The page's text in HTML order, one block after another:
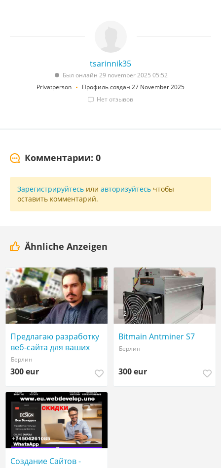
tsarinnik35
Был онлайн 29 november 2025 05:52
Privatperson
Профиль создан 27 November 2025
Нет отзывов
Комментарии: 0
Зарегистрируйтесь или авторизуйтесь чтобы
оставить комментарий.
Ähnliche Anzeigen
Предлагаю разработку
веб-сайта для ваших
бизнес-задач 🌐
Берлин
300 eur
2
Bitmain Antminer S7
Берлин
300 eur
7
Создание Сайтов -